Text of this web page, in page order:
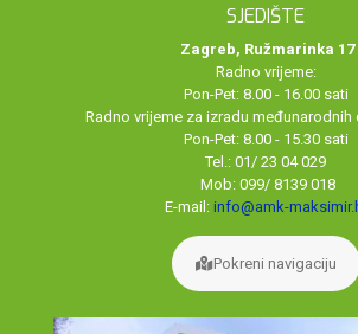
SJEDIŠTE
Zagreb, Ružmarinka 17
Radno vrijeme:
Pon-Pet: 8.00 - 16.00 sati
Radno vrijeme za izradu međunarodnih
Pon-Pet: 8.00 - 15.30 sati
Tel.: 01/ 23 04 029
Mob: 099/ 8139 018
E-mail: info@amk-
Pokreni navigaciju